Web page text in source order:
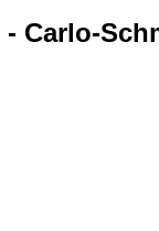
Carlo-